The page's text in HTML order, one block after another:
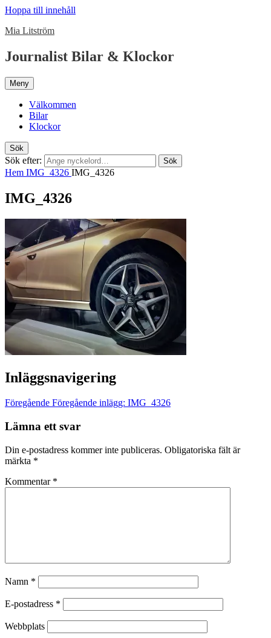
Hoppa till innehåll
Mia Litström
Journalist Bilar & Klockor
Meny
Välkommen
Bilar
Klockor
Sök
Sök efter: Sök
Hem IMG_4326 IMG_4326
IMG_4326
Inläggsnavigering
Föregående Föregående inlägg: IMG_4326
Lämna ett svar
Din e-postadress kommer inte publiceras. Obligatoriska fält är
märkta *
Kommentar *
Namn *
E-postadress *
Webbplats